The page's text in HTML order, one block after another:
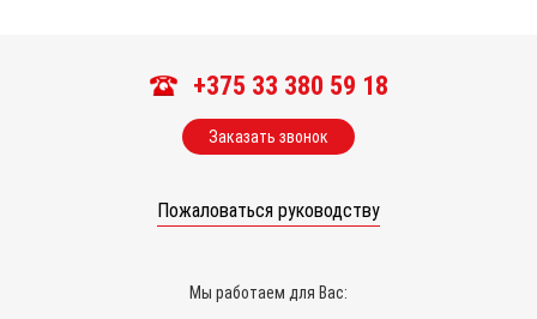
+375 33 380 59 18
Заказать звонок
Пожаловаться руководству
Мы работаем для Вас: